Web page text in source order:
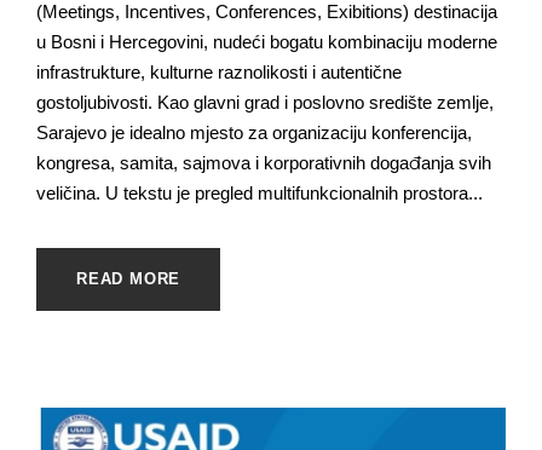
(Meetings, Incentives, Conferences, Exibitions) destinacija
u Bosni i Hercegovini, nudeći bogatu kombinaciju moderne
infrastrukture, kulturne raznolikosti i autentične
gostoljubivosti. Kao glavni grad i poslovno središte zemlje,
Sarajevo je idealno mjesto za organizaciju konferencija,
kongresa, samita, sajmova i korporativnih događanja svih
veličina. U tekstu je pregled multifunkcionalnih prostora...
READ MORE